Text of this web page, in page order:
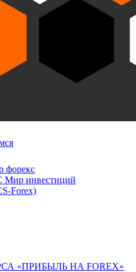
форекс
инвестиций
Forex)
«ПРИБЫЛЬ НА FOREX»